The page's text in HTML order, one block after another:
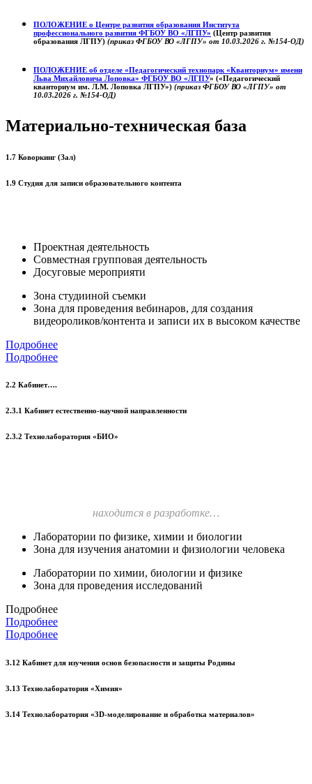
ПОЛОЖЕНИЕ о Центре развития образования Института
профессионального развития ФГБОУ ВО «ЛГПУ» (Центр развития
образования ЛГПУ) (приказ ФГБОУ ВО «ЛГПУ» от 10.03.2026 г. №154-ОД)
ПОЛОЖЕНИЕ об отделе «Педагогический технопарк «Кванториум» имени
Льва Михайловича Лоповка» ФГБОУ ВО «ЛГПУ» («Педагогический
кванториум им. Л.М. Лоповка ЛГПУ») (приказ ФГБОУ ВО «ЛГПУ» от
10.03.2026 г. №154-ОД)
Материально-техническая база
1.7 Коворкинг (Зал)
1.9 Студия для записи образовательного контента
Проектная деятельность
Совместная групповая деятельность
Досуговые мероприяти
Зона студииной съемки
Зона для проведения вебинаров, для создания
видеороликов/контента и записи их в высоком качестве
Подробнее
Подробнее
2.2 Кабинет….
2.3.1 Кабинет естественно-научной направленности
2.3.2 Технолаборатория «БИО»
находится в разработке…
Лаборатории по физике, химии и биологии
Зона для изучения анатомии и физиологии человека
Лаборатории по химии, биологии и физике
Зона для проведения исследований
Подробнее
Подробнее
Подробнее
3.12 Кабинет для изучения основ безопасности и защиты Родины
3.13 Технолаборатория «Химия»
3.14 Технолаборатория «3D-моделирование и обработка материалов»